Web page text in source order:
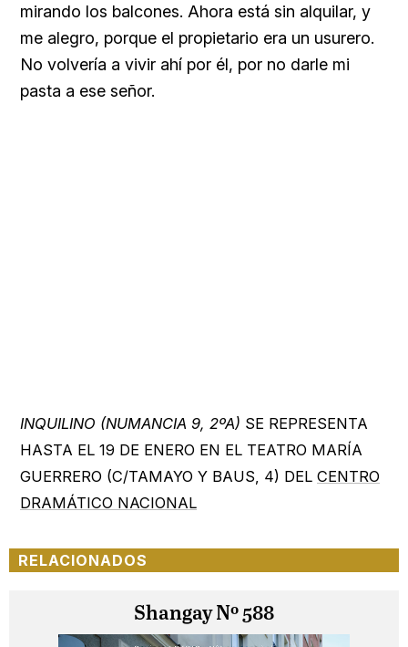
mirando los balcones. Ahora está sin alquilar, y
me alegro, porque el propietario era un usurero.
No volvería a vivir ahí por él, por no darle mi
pasta a ese señor.
INQUILINO (NUMANCIA 9, 2ºA) SE REPRESENTA
HASTA EL 19 DE ENERO EN EL TEATRO MARÍA
GUERRERO (C/TAMAYO Y BAUS, 4) DEL CENTRO
DRAMÁTICO NACIONAL
RELACIONADOS
Shangay Nº 588